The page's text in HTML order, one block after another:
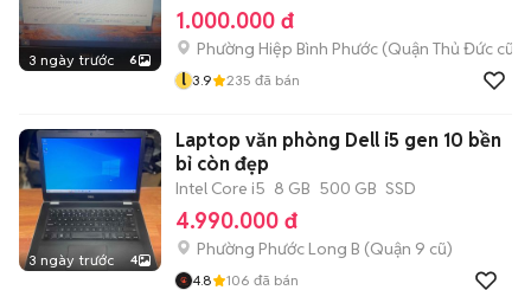
3 ngày trước 6
1.000.000 đ
Phường Hiệp Bình Phước (Quận Thủ Đức cũ)
l 3.9 235 đã bán
3 ngày trước 4
Laptop văn phòng Dell i5 gen 10 bền
bỉ còn đẹp
Intel Core i5 8 GB 500 GB SSD
4.990.000 đ
Phường Phước Long B (Quận 9 cũ)
4.8 106 đã bán